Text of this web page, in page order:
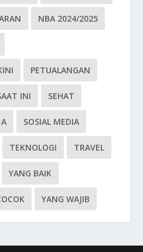
NBA 2024/2025
PETUALANGAN
INI SEHAT
SOSIAL MEDIA
TEKNOLOGI TRAVEL
YANG BAIK
YANG WAJIB